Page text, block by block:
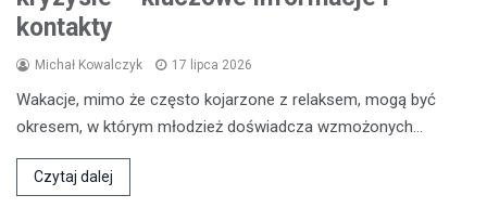
kontakty
Michał Kowalczyk 17 lipca 2026
Wakacje, mimo że często kojarzone z relaksem, mogą być
okresem, w którym młodzież doświadcza wzmożonych…
Czytaj dalej